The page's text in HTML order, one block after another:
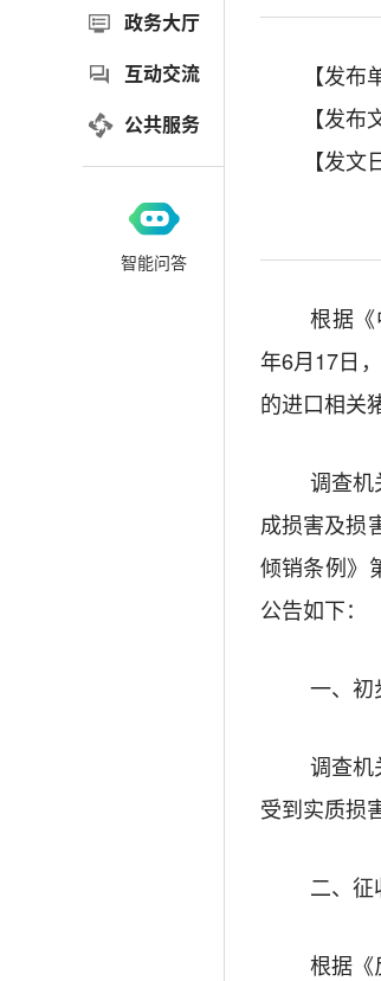
【发
【发
【发
根据
年6月17日
的进口相关
调查机
成损害及损
倾销条例》
公告如下：
一、初
调查机
受到实质损
二、
根据《
政务大厅
互动交流
公共服务
智能问答